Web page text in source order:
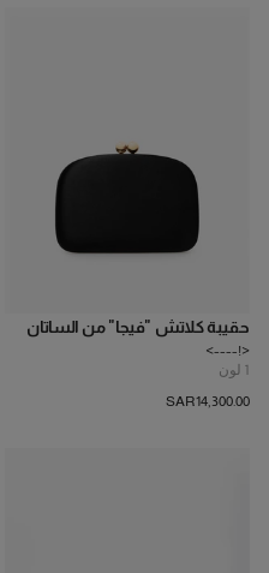
حقيبة كلاتش "فيجا" من الساتان
<!---->
1 لون
SAR‌14,300.00